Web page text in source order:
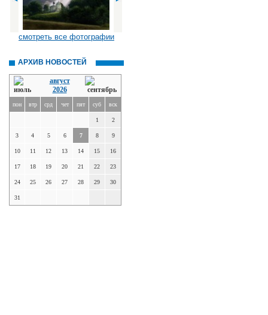
смотреть все фотографии
АРХИВ НОВОСТЕЙ
август
2026
пон втр срд чет пят суб вск
1 2
3 4 5 6 7 8 9
10 11 12 13 14 15 16
17 18 19 20 21 22 23
24 25 26 27 28 29 30
31